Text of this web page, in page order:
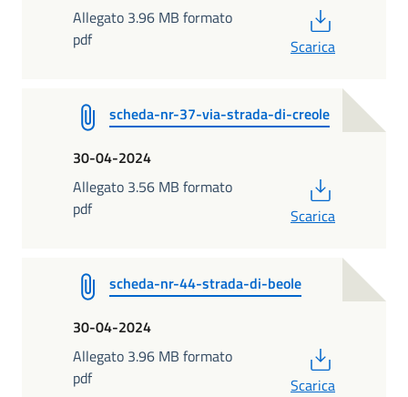
Allegato 3.96 MB formato
pdf
Scarica
scheda-nr-37-via-strada-di-creole
30-04-2024
Allegato 3.56 MB formato
pdf
Scarica
scheda-nr-44-strada-di-beole
30-04-2024
Allegato 3.96 MB formato
pdf
Scarica